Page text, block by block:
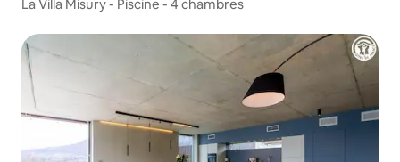
La Villa Misury - Piscine - 4 chambres